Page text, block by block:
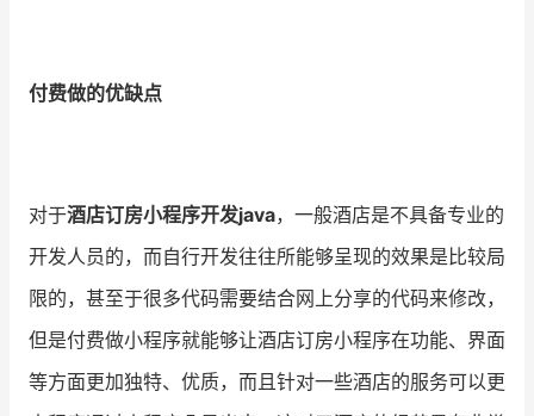
合作共进
入驻有赞 认证代理商
付费做的优缺点
对于酒店订房小程序开发java，一般酒店是不具备专业的
开发人员的，而自行开发往往所能够呈现的效果是比较局
限的，甚至于很多代码需要结合网上分享的代码来修改，
但是付费做小程序就能够让酒店订房小程序在功能、界面
等方面更加独特、优质，而且针对一些酒店的服务可以更